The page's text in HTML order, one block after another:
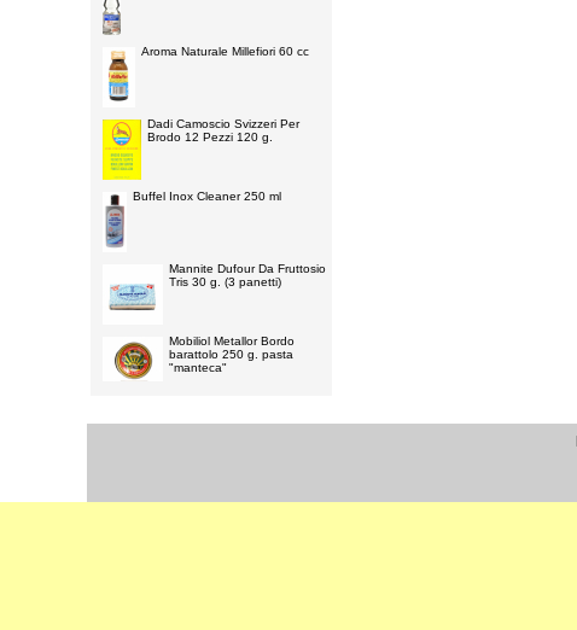
Aroma Naturale Millefiori 60 cc
Dadi Camoscio Svizzeri Per
Brodo 12 Pezzi 120 g.
Buffel Inox Cleaner 250 ml
Mannite Dufour Da Fruttosio
Tris 30 g. (3 panetti)
Mobiliol Metallor Bordo
barattolo 250 g. pasta
"manteca"